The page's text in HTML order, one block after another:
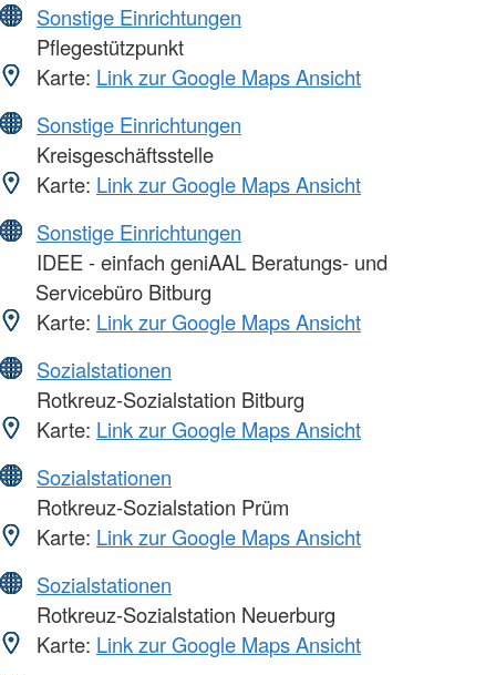
Sonstige Einrichtungen
Pflegestützpunkt
Karte: Link zur Google Maps Ansicht
Sonstige Einrichtungen
Kreisgeschäftsstelle
Karte: Link zur Google Maps Ansicht
Sonstige Einrichtungen
IDEE - einfach geniAAL Beratungs- und
Servicebüro Bitburg
Karte: Link zur Google Maps Ansicht
Sozialstationen
Rotkreuz-Sozialstation Bitburg
Karte: Link zur Google Maps Ansicht
Sozialstationen
Rotkreuz-Sozialstation Prüm
Karte: Link zur Google Maps Ansicht
Sozialstationen
Rotkreuz-Sozialstation Neuerburg
Karte: Link zur Google Maps Ansicht